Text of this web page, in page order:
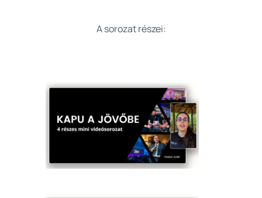
A sorozat részei: